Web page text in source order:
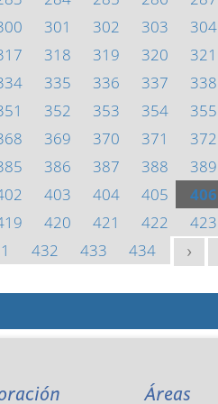
301 302 303 304
318 319 320 321
335 336 337 338
352 353 354 355
369 370 371 372
386 387 388 389
403 404 405 406
420 421 422 423
432 433 434 >
Áreas